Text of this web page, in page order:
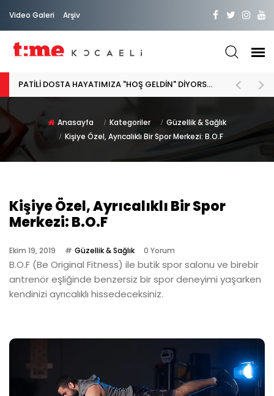
Video Galeri Arşiv
Diş Eti Hastalıkları: Belirtileri Neler, Güncel Yaklaşım Ne?
Anasayfa Kategoriler
Güzellik & Sağlık
Kişiye Özel, Ayrıcalıklı Bir Spor Merkezi: B.O.F
Kişiye Özel, Ayrıcalıklı Bir Spor
Merkezi: B.O.F
Ekim 19, 2019 Güzellik & Sağlık 0 Yorum
B.O.F (Be Original Fitness) ile butik spor salonu ve birebir
antrenör eşliğinde benzersiz bir spor deneyimi yaşarken
kendinizi ayrıcalıklı hissedeceksiniz.